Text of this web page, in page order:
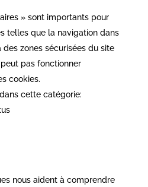
» sont importants pour
telles que la navigation dans
des zones sécurisées du site
pas fonctionner
cookies.
cette catégorie:
nous aident à comprendre